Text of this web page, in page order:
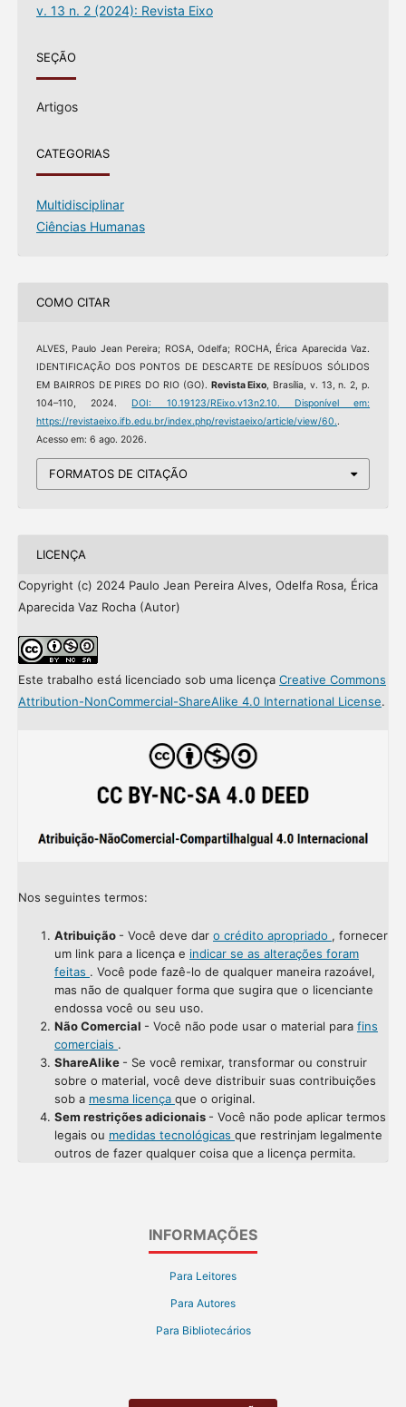
v. 13 n. 2 (2024): Revista Eixo
SEÇÃO
Artigos
CATEGORIAS
Multidisciplinar
Ciências Humanas
COMO CITAR
ALVES, Paulo Jean Pereira; ROSA, Odelfa; ROCHA, Érica Aparecida Vaz.
IDENTIFICAÇÃO DOS PONTOS DE DESCARTE DE RESÍDUOS SÓLIDOS
EM BAIRROS DE PIRES DO RIO (GO). Revista Eixo, Brasília, v. 13, n. 2, p.
104–110, 2024. DOI: 10.19123/REixo.v13n2.10. Disponível em:
https://revistaeixo.ifb.edu.br/index.php/revistaeixo/article/view/60..
Acesso em: 6 ago. 2026.
FORMATOS DE CITAÇÃO
LICENÇA
Copyright (c) 2024 Paulo Jean Pereira Alves, Odelfa Rosa, Érica
Aparecida Vaz Rocha (Autor)
Este trabalho está licenciado sob uma licença Creative Commons
Attribution-NonCommercial-ShareAlike 4.0 International License.
Nos seguintes termos:
Atribuição - Você deve dar o crédito apropriado , fornecer
um link para a licença e indicar se as alterações foram
feitas . Você pode fazê-lo de qualquer maneira razoável,
mas não de qualquer forma que sugira que o licenciante
endossa você ou seu uso.
Não Comercial - Você não pode usar o material para fins
comerciais .
ShareAlike - Se você remixar, transformar ou construir
sobre o material, você deve distribuir suas contribuições
sob a mesma licença que o original.
Sem restrições adicionais - Você não pode aplicar termos
legais ou medidas tecnológicas que restrinjam legalmente
outros de fazer qualquer coisa que a licença permita.
INFORMAÇÕES
Para Leitores
Para Autores
Para Bibliotecários